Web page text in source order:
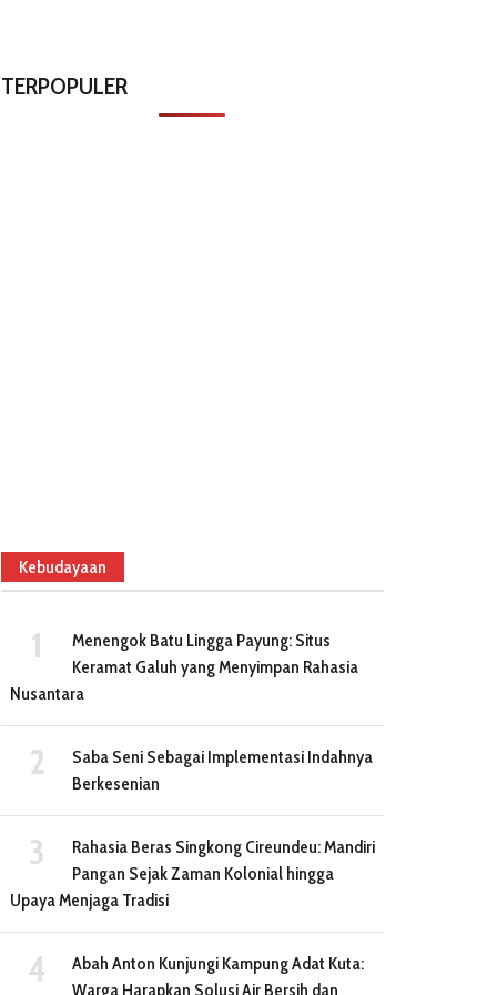
TERPOPULER
Kebudayaan
Menengok Batu Lingga Payung: Situs
Keramat Galuh yang Menyimpan Rahasia
Nusantara
Saba Seni Sebagai Implementasi Indahnya
Berkesenian
Rahasia Beras Singkong Cireundeu: Mandiri
Pangan Sejak Zaman Kolonial hingga
Upaya Menjaga Tradisi
Abah Anton Kunjungi Kampung Adat Kuta:
Warga Harapkan Solusi Air Bersih dan